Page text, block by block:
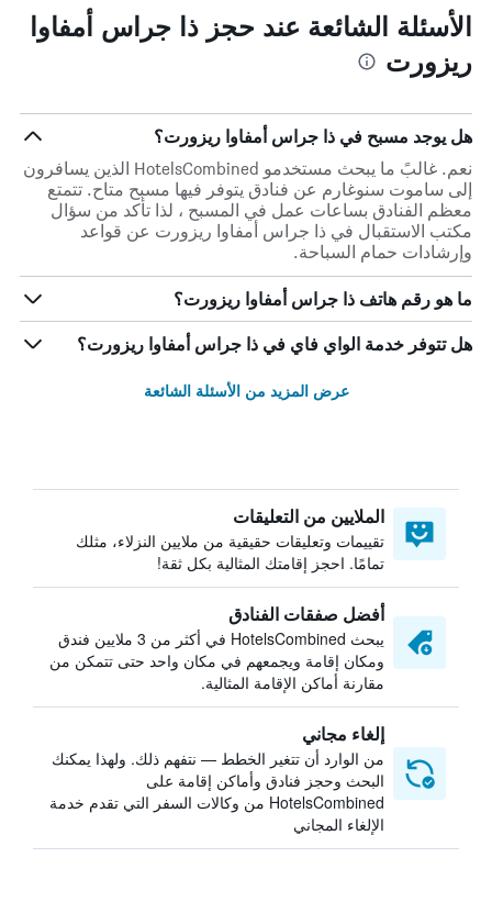
الأسئلة الشائعة عند حجز ذا جراس أمفاوا
ريزورت
هل يوجد مسبح في ذا جراس أمفاوا ريزورت؟
نعم. غالبً ما يبحث مستخدمو HotelsCombined الذين يسافرون
إلى ساموت سنوغارم عن فنادق يتوفر فيها مسبح متاح. تتمتع
معظم الفنادق بساعات عمل في المسبح ، لذا تأكد من سؤال
مكتب الاستقبال في ذا جراس أمفاوا ريزورت عن قواعد
وإرشادات حمام السباحة.
ما هو رقم هاتف ذا جراس أمفاوا ريزورت؟
هل تتوفر خدمة الواي فاي في ذا جراس أمفاوا ريزورت؟
عرض المزيد من الأسئلة الشائعة
الملايين من التعليقات
تقييمات وتعليقات حقيقية من ملايين النزلاء، مثلك
تمامًا. احجز إقامتك المثالية بكل ثقة!
أفضل صفقات الفنادق
يبحث HotelsCombined في أكثر من 3 ملايين فندق
ومكان إقامة ويجمعهم في مكان واحد حتى تتمكن من
مقارنة أماكن الإقامة المثالية.
إلغاء مجاني
من الوارد أن تتغير الخطط — نتفهم ذلك. ولهذا يمكنك
البحث وحجز فنادق وأماكن إقامة على
HotelsCombined من وكالات السفر التي تقدم خدمة
الإلغاء المجاني